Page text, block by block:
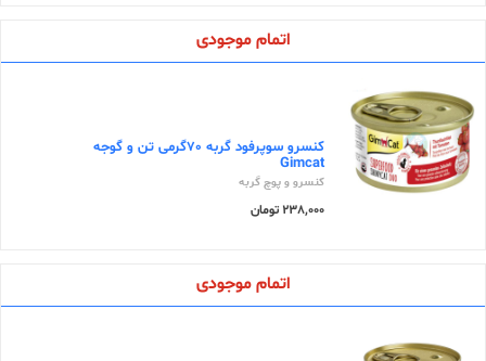
اتمام موجودی
کنسرو سوپرفود گربه 70گرمی تن و گوجه
Gimcat
کنسرو و پوچ گربه
238,000 تومان
اتمام موجودی